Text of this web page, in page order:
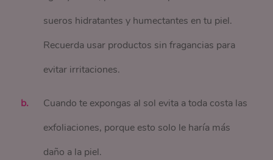
sueros hidratantes y humectantes en tu piel.
Recuerda usar productos sin fragancias para
evitar irritaciones.
Cuando te expongas al sol evita a toda costa las
exfoliaciones, porque esto solo le haría más
daño a la piel.